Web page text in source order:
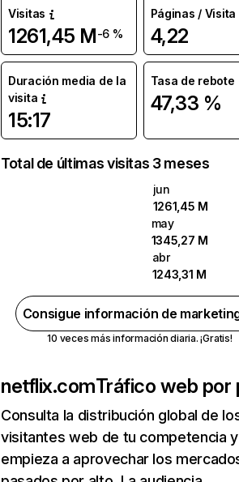
Visitas
1261,45 M-6 %
Páginas / Visita
4,22
Duración media de la
visita
15:17
Tasa de rebote
47,33 %
Total de últimas visitas 3 meses
jun
1261,45 M
may
1345,27 M
abr
1243,31 M
Consigue información de
10 veces más información diaria. ¡Gratis!
netflix.comTráfico web por
Consulta la distribución global de
visitantes web de tu competencia y
empieza a aprovechar los